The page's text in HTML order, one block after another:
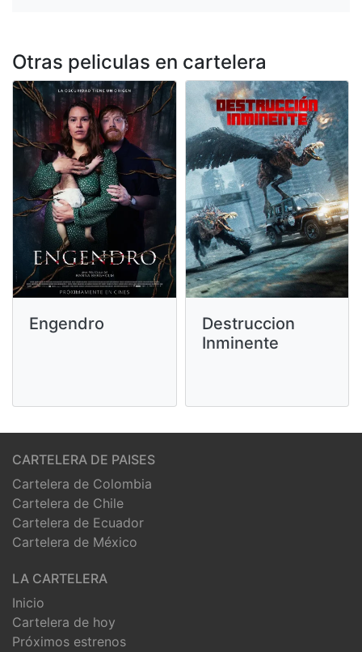
Otras peliculas en cartelera
Engendro
Destruccion
Inminente
CARTELERA DE PAISES
Cartelera de Colombia
Cartelera de Chile
Cartelera de Ecuador
Cartelera de México
LA CARTELERA
Inicio
Cartelera de hoy
Próximos estrenos